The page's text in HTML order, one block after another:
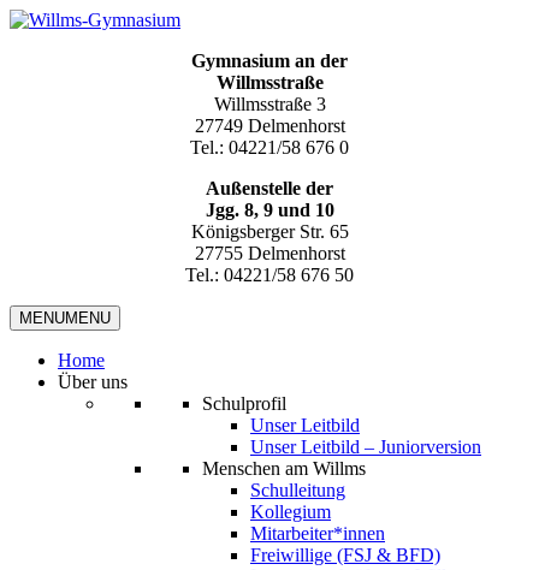
Gymnasium an der
Willmsstraße
Willmsstraße 3
27749 Delmenhorst
Tel.: 04221/58 676 0
Außenstelle der
Jgg. 8, 9 und 10
Königsberger Str. 65
27755 Delmenhorst
Tel.: 04221/58 676 50
MENUMENU
Home
Über uns
Schulprofil
Unser Leitbild
Unser Leitbild – Juniorversion
Menschen am Willms
Schulleitung
Kollegium
Mitarbeiter*innen
Freiwillige (FSJ & BFD)